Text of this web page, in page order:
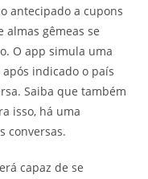
antecipado a cupons
almas gêmeas se
O app simula uma
indicado o país
Saiba que também
isso, há uma
conversas.
capaz de se